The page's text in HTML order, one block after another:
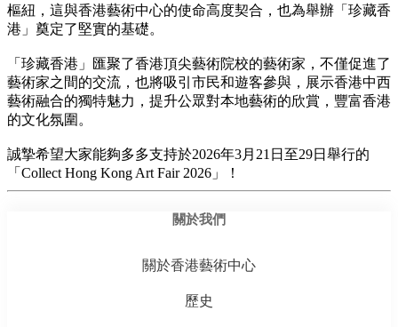
樞紐，這與香港藝術中心的使命高度契合，也為舉辦「珍藏香
港」奠定了堅實的基礎。
「珍藏香港」匯聚了香港頂尖藝術院校的藝術家，不僅促進了
藝術家之間的交流，也將吸引市民和遊客參與，展示香港中西
藝術融合的獨特魅力，提升公眾對本地藝術的欣賞，豐富香港
的文化氛圍。
誠摯希望大家能夠多多支持於2026年3月21日至29日舉行的
「Collect Hong Kong Art Fair 2026」！
關於我們
關於香港藝術中心
歷史